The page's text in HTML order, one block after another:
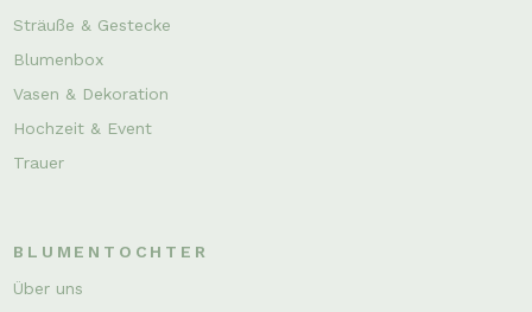
Sträuße & Gestecke
Blumenbox
Vasen & Dekoration
Hochzeit & Event
Trauer
BLUMENTOCHTER
Über uns